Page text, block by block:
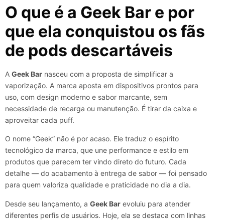
O que é a Geek Bar e por
que ela conquistou os fãs
de pods descartáveis
A Geek Bar nasceu com a proposta de simplificar a
vaporização. A marca aposta em dispositivos prontos para
uso, com design moderno e sabor marcante, sem
necessidade de recarga ou manutenção. É tirar da caixa e
aproveitar cada puff.
O nome “Geek” não é por acaso. Ele traduz o espírito
tecnológico da marca, que une performance e estilo em
produtos que parecem ter vindo direto do futuro. Cada
detalhe — do acabamento à entrega de sabor — foi pensado
para quem valoriza qualidade e praticidade no dia a dia.
Desde seu lançamento, a Geek Bar evoluiu para atender
diferentes perfis de usuários. Hoje, ela se destaca com linhas